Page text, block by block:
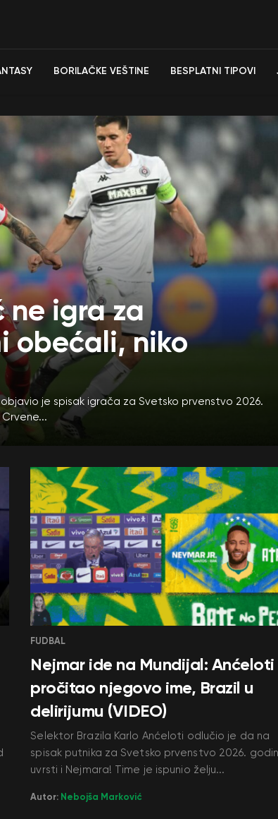
BORILAČKE VEŠTINE BESPLATNI TIPOVI
ne igra za
obećali, niko
je spisak igrača za Svetsko prvenstvo 2026.
FUDBAL
Nejmar ide na Mundijal: Anćeloti
pročitao njegovo ime, Brazil u
delirijumu (VIDEO)
Selektor Brazila Karlo Anćeloti odlučio je da na
spisak putnika za Svetsko prvenstvo 2026.
uvrsti i Nejmara! Time je ispunio želju...
Autor: Nebojša Marković